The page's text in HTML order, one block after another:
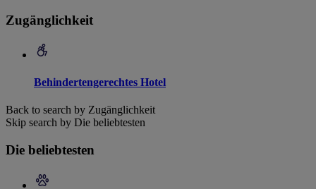
Zugänglichkeit
Behindertengerechtes Hotel
Back to search by Zugänglichkeit
Skip search by Die beliebtesten
Die beliebtesten